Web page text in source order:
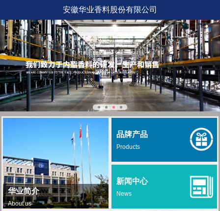
安徽华业香料股份有限公司
华业简介
About us
品牌产品
Products
新闻中心
News